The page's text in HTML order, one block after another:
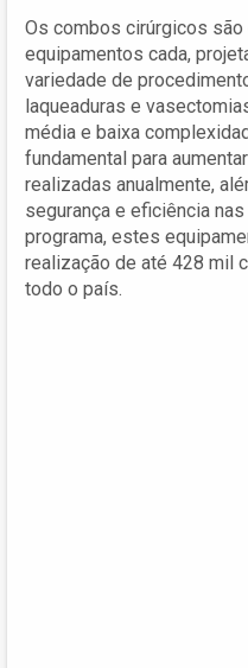
Os combos cirúrgicos
equipamentos cada,
variedade de
laqueaduras e
média e baixa
fundamental para
realizadas anualmente,
segurança e eficiência
programa, estes
realização de até 428 mil
todo o país.